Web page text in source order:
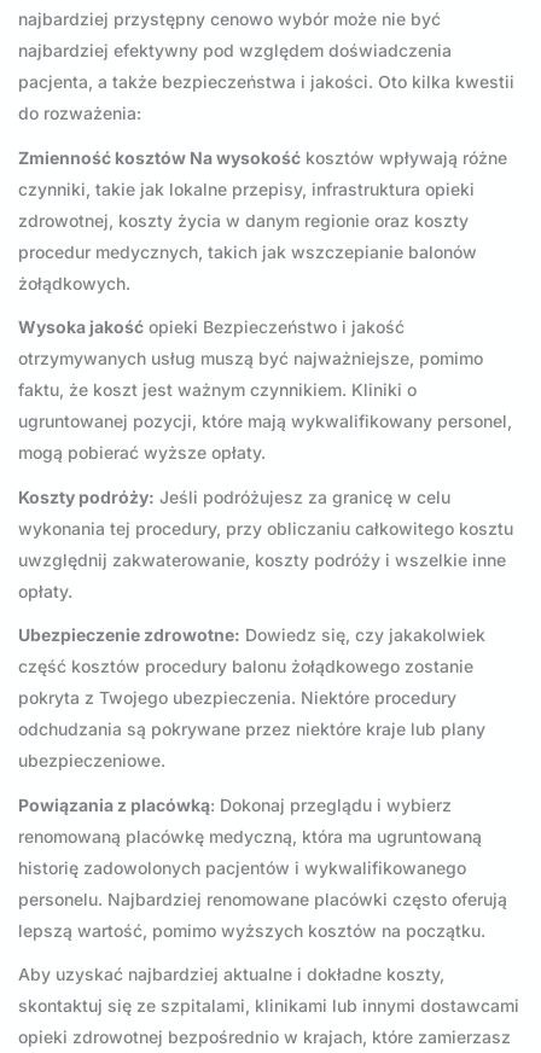
najbardziej przystępny cenowo wybór może nie być
najbardziej efektywny pod względem doświadczenia
pacjenta, a także bezpieczeństwa i jakości. Oto kilka kwestii
do rozważenia:
Zmienność kosztów Na wysokość kosztów wpływają różne
czynniki, takie jak lokalne przepisy, infrastruktura opieki
zdrowotnej, koszty życia w danym regionie oraz koszty
procedur medycznych, takich jak wszczepianie balonów
żołądkowych.
Wysoka jakość opieki Bezpieczeństwo i jakość
otrzymywanych usług muszą być najważniejsze, pomimo
faktu, że koszt jest ważnym czynnikiem. Kliniki o
ugruntowanej pozycji, które mają wykwalifikowany personel,
mogą pobierać wyższe opłaty.
Koszty podróży: Jeśli podróżujesz za granicę w celu
wykonania tej procedury, przy obliczaniu całkowitego kosztu
uwzględnij zakwaterowanie, koszty podróży i wszelkie inne
opłaty.
Ubezpieczenie zdrowotne: Dowiedz się, czy jakakolwiek
część kosztów procedury balonu żołądkowego zostanie
pokryta z Twojego ubezpieczenia. Niektóre procedury
odchudzania są pokrywane przez niektóre kraje lub plany
ubezpieczeniowe.
Powiązania z placówką: Dokonaj przeglądu i wybierz
renomowaną placówkę medyczną, która ma ugruntowaną
historię zadowolonych pacjentów i wykwalifikowanego
personelu. Najbardziej renomowane placówki często oferują
lepszą wartość, pomimo wyższych kosztów na początku.
Aby uzyskać najbardziej aktualne i dokładne koszty,
skontaktuj się ze szpitalami, klinikami lub innymi dostawcami
opieki zdrowotnej bezpośrednio w krajach, które zamierzasz